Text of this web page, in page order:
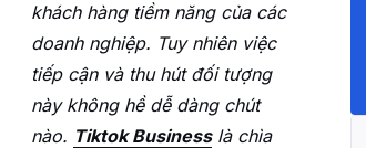
khách hàng tiềm năng của các
doanh nghiệp. Tuy nhiên việc
tiếp cận và thu hút đối tượng
này không hề dễ dàng chút
nào. Tiktok Businesslà chìa